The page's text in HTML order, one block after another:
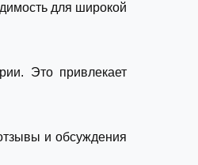
для широкой
Это привлекает
и обсуждения